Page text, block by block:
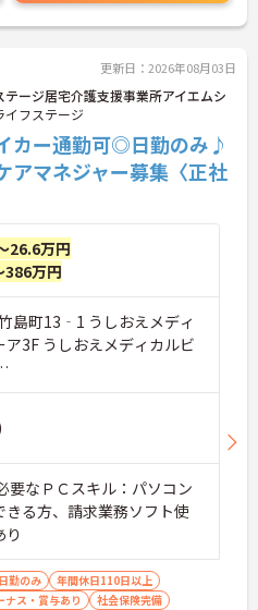
更新日：2026年08月03日
ージ居宅介護支援事業所アイエムシ
イフステージ
カー通勤可◎日勤のみ♪
アマネジャー募集〈正社
26.6万円
386万円
島町13‐1 うしおえメディ
ア3F うしおえメディカルビ
知駅」バス・車8分
なＰＣスキル：パソコン
きる方、請求業務ソフト使
り
日勤のみ
年間休日110日以上
ナス・賞与あり
社会保険完備